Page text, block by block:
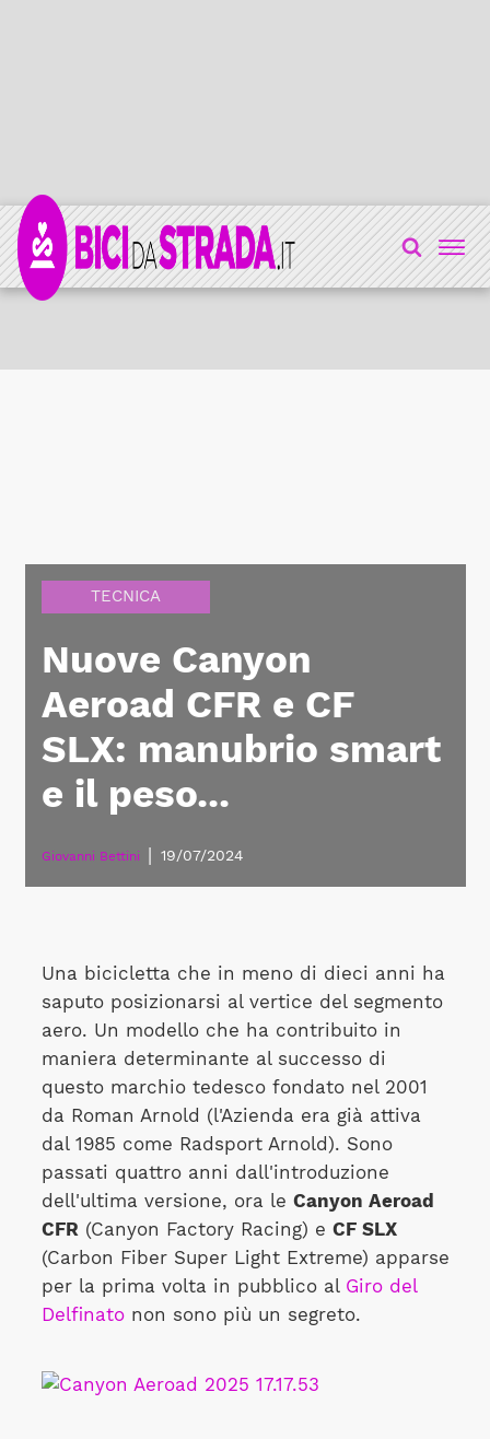
TECNICA
Nuove Canyon
Aeroad CFR e CF
SLX: manubrio smart
e il peso...
Giovanni Bettini 19/07/2024
Una bicicletta che in meno di dieci anni ha
saputo posizionarsi al vertice del segmento
aero. Un modello che ha contribuito in
maniera determinante al successo di
questo marchio tedesco fondato nel 2001
da Roman Arnold (l'Azienda era già attiva
dal 1985 come Radsport Arnold). Sono
passati quattro anni dall'introduzione
dell'ultima versione, ora le Canyon Aeroad
CFR(Canyon Factory Racing) e CF SLX
(Carbon Fiber Super Light Extreme) apparse
per la prima volta in pubblico al Giro del
Delfinatonon sono più un segreto.